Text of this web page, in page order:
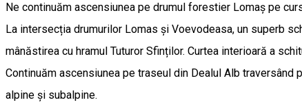
Ne continuăm ascensiunea pe drumul forestier Lomaș pe
La intersecția drumurilor Lomas și Voevodeasa, un superb
mânăstirea cu hramul Tuturor Sfinților. Curtea interioară a
Continuăm ascensiunea pe traseul din Dealul Alb
alpine și subalpine.